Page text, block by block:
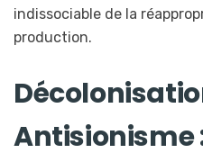
indissociable de la
production.
Antisionisme